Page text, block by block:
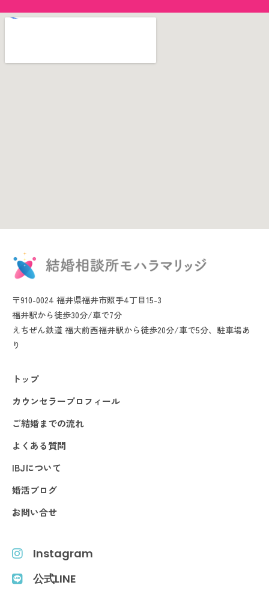
〒910-0024 福井県福井市照手4丁目15-3
福井駅から徒歩30分/車で7分
えちぜん鉄道 福大前西福井駅から徒歩20分/車で5分、駐車場あ
り
トップ
カウンセラープロフィール
ご結婚までの流れ
よくある質問
IBJについて
婚活ブログ
お問い合せ
Instagram
公式LINE